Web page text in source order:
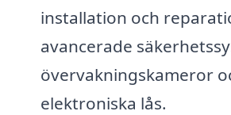
installation och
avancerade
övervakningskameror
elektroniska lås.